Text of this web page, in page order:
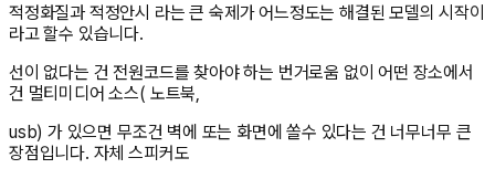
적정화질과 적정안시 라는 큰 숙제가 어느정도는 해결된 모델의 시작이
라고 할수 있습니다.
선이 없다는 건 전원코드를 찾아야 하는 번거로움 없이 어떤 장소에서
건 멀티미디어 소스( 노트북,
usb) 가 있으면 무조건 벽에 또는 화면에 쏠수 있다는 건 너무너무 큰
장점입니다. 자체 스피커도